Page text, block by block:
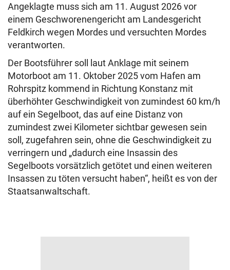
Angeklagte muss sich am 11. August 2026 vor
einem Geschworenengericht am Landesgericht
Feldkirch wegen Mordes und versuchten Mordes
verantworten.
Der Bootsführer soll laut Anklage mit seinem
Motorboot am 11. Oktober 2025 vom Hafen am
Rohrspitz kommend in Richtung Konstanz mit
überhöhter Geschwindigkeit von zumindest 60 km/h
auf ein Segelboot, das auf eine Distanz von
zumindest zwei Kilometer sichtbar gewesen sein
soll, zugefahren sein, ohne die Geschwindigkeit zu
verringern und „dadurch eine Insassin des
Segelboots vorsätzlich getötet und einen weiteren
Insassen zu töten versucht haben“, heißt es von der
Staatsanwaltschaft.